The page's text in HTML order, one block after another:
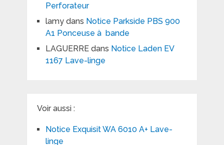
Perforateur
lamydans Notice Parkside PBS 900
A1 Ponceuse à bande
LAGUERREdans Notice Laden EV
1167 Lave-linge
Voir aussi :
Notice Exquisit WA 6010 A+ Lave-
linge